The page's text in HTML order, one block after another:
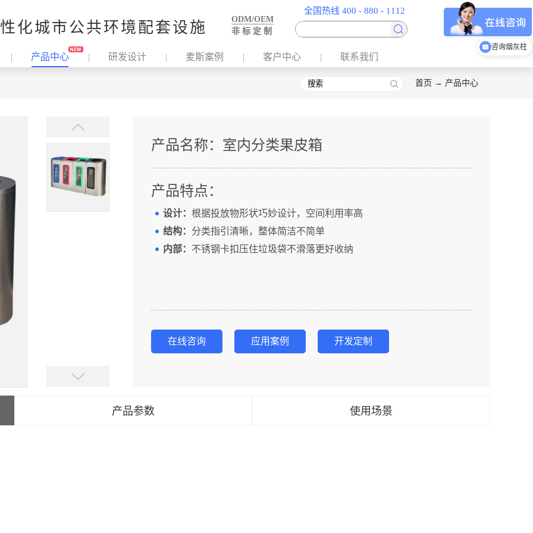
化城市公共环境配套设施
ODM/OEM
非 标 定 制
全国热线 400 - 880 - 1112
产品中心 研发设计 麦斯案例 客户中心 联系我们
首页 → 产品中心
产品名称： 室内分类果皮箱
产品特点：
设计： 根据投放物形状巧妙设计，空间利用率高
结构： 分类指引清晰，整体简洁不简单
内部： 不锈钢卡扣压住垃圾袋不滑落更好收纳
在线咨询 应用案例 开发定制
产品参数 使用场景
咨询垃圾分类房